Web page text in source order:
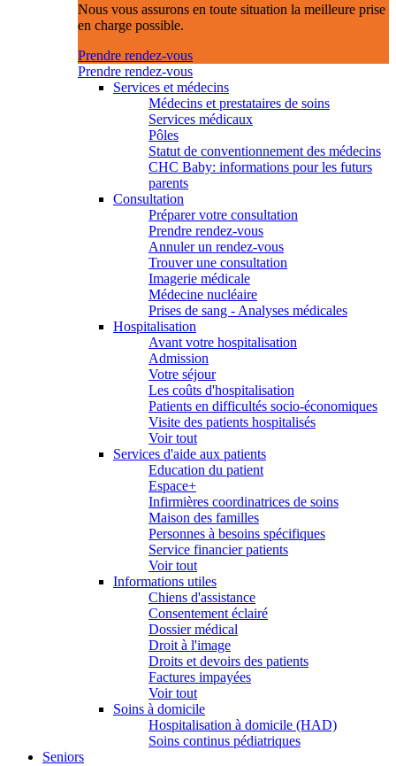
Nous vous assurons en toute situation la meilleure prise
en charge possible.
Prendre rendez-vous
Prendre rendez-vous
Services et médecins
Médecins et prestataires de soins
Services médicaux
Pôles
Statut de conventionnement des médecins
CHC Baby: informations pour les futurs
parents
Consultation
Préparer votre consultation
Prendre rendez-vous
Annuler un rendez-vous
Trouver une consultation
Imagerie médicale
Médecine nucléaire
Prises de sang - Analyses médicales
Hospitalisation
Avant votre hospitalisation
Admission
Votre séjour
Les coûts d'hospitalisation
Patients en difficultés socio-économiques
Visite des patients hospitalisés
Voir tout
Services d'aide aux patients
Education du patient
Espace+
Infirmières coordinatrices de soins
Maison des familles
Personnes à besoins spécifiques
Service financier patients
Voir tout
Informations utiles
Chiens d'assistance
Consentement éclairé
Dossier médical
Droit à l'image
Droits et devoirs des patients
Factures impayées
Voir tout
Soins à domicile
Hospitalisation à domicile (HAD)
Soins continus pédiatriques
Seniors